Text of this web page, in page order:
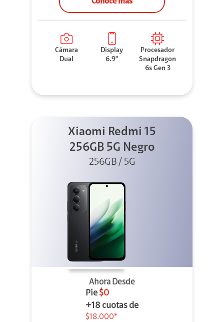
Conoce más
Cámara
Dual
Display
6.9"
Procesador
Snapdragon
6s Gen 3
Xiaomi Redmi 15
256GB 5G Negro
256GB / 5G
Ahora Desde
Pie $0
+18 cuotas de
$18.000*